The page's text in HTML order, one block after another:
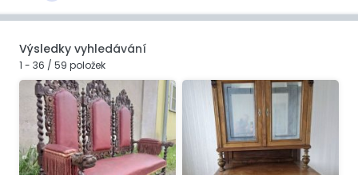
Výsledky vyhledávání
1 - 36 / 59 položek